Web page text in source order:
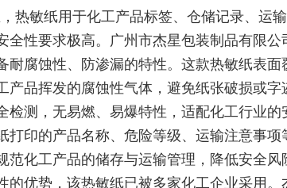
热敏纸用于化工产品标签、仓储记录、运输
全性要求极高。广州市杰星包装制品有限公
耐腐蚀性、防渗漏的特性。这款热敏纸表面
产品挥发的腐蚀性气体，避免纸张破损或字
检测，无易燃、易爆特性，适配化工行业的
打印的产品名称、危险等级、运输注意事项
范化工产品的储存与运输管理，降低安全风
的优势，该热敏纸已被多家化工企业采用。